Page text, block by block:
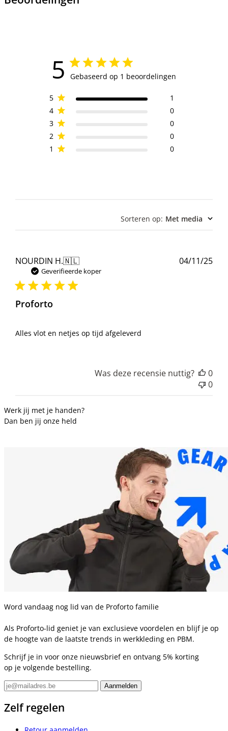
5 Gebaseerd op 1 beoordelingen
5
1
4
0
3
0
2
0
1
0
Sorteren op: Met media
NOURDIN H.🇳🇱
Geverifieerde koper
Proforto
Alles vlot en netjes op tijd afgeleverd
04/11/25
Was deze recensie nuttig?
0
0
Werk jij met je handen?
Dan ben jij onze held
Word vandaag nog lid van de Proforto familie
Als Proforto-lid geniet je van exclusieve voordelen en blijf je op
de hoogte van de laatste trends in werkkleding en PBM.
Schrijf je in voor onze nieuwsbrief en ontvang 5% korting
op je volgende bestelling.
Zelf regelen